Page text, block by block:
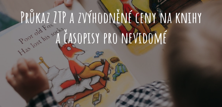
Průkaz ZTP a zvýhodněné ceny na knihy
a časopisy pro nevidomé